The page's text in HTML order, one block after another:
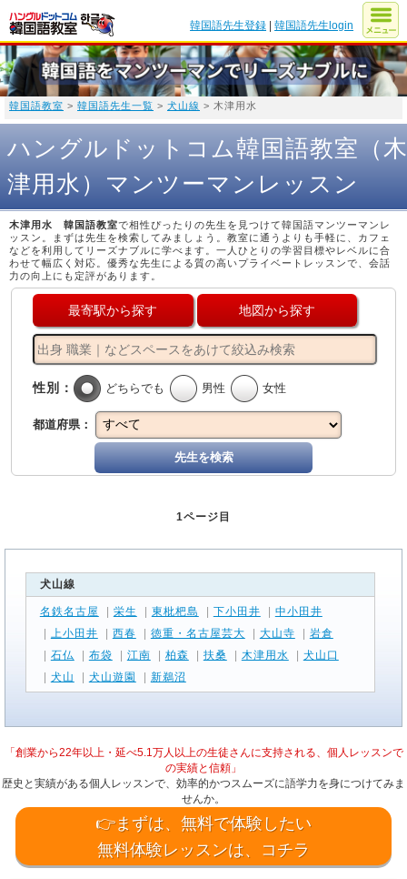
韓国語先生登録 |韓国語先生login
韓国語教室 > 韓国語先生一覧 > 犬山線 > 木津用水
ハングルドットコム韓国語教室（木
津用水）マンツーマンレッスン
木津用水 韓国語教室で相性ぴったりの先生を見つけて韓国語マンツーマンレ
ッスン。まずは先生を検索してみましょう。教室に通うよりも手軽に、カフェ
などを利用してリーズナブルに学べます。一人ひとりの学習目標やレベルに合
わせて幅広く対応。優秀な先生による質の高いプライベートレッスンで、会話
力の向上にも定評があります。
最寄駅から探す 地図から探す
性別： どちらでも 男性 女性
都道府県：
先生を検索
1ページ目
犬山線
名鉄名古屋 栄生 東枇杷島 下小田井
中小田井
上小田井 西春 徳重・名古屋芸大 大山寺
岩倉
石仏 布袋 江南 柏森 扶桑 木津用水
犬山口
犬山 犬山遊園 新鵜沼
「創業から22年以上・延べ5.1万人以上の生徒さんに支持される、個人レッスンで
の実績と信頼」
歴史と実績がある個人レッスンで、効率的かつスムーズに語学力を身につけてみま
せんか。
👉まずは、無料で体験したい
無料体験レッスンは、コチラ